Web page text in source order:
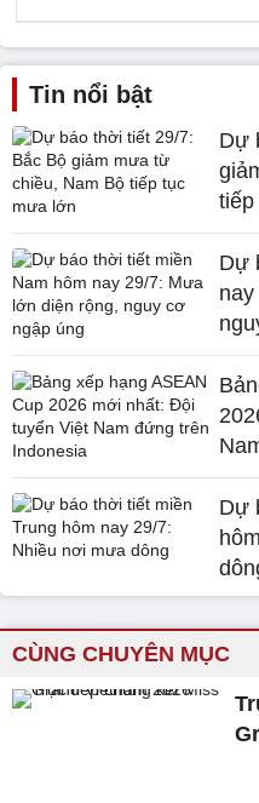
Tin nổi bật
Dự
Dự
Dự
CÙNG CHUYÊN MỤC